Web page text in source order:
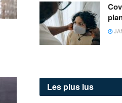
Les plus lus